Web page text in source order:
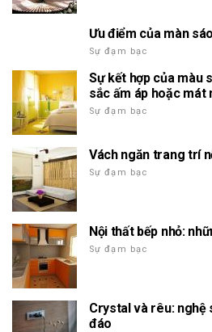
Ưu điểm của màn
Sự đạm bạc
Sự kết hợp của màu
sắc ấm áp hoặc mát
Sự đạm bạc
Vách ngăn trang trí
Sự đạm bạc
Nội thất bếp nhỏ:
Sự đạm bạc
Crystal và rêu: nghệ
đáo